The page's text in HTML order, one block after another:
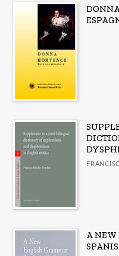
CATÁLOGOS
Guía de uso de la IA en la
LORCA. Catálogo de
en las publicaciones
Ver todos... (15)
A NEW